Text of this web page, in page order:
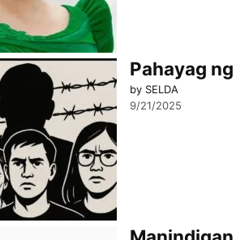
Pahayag
by SELDA
9/21/2025